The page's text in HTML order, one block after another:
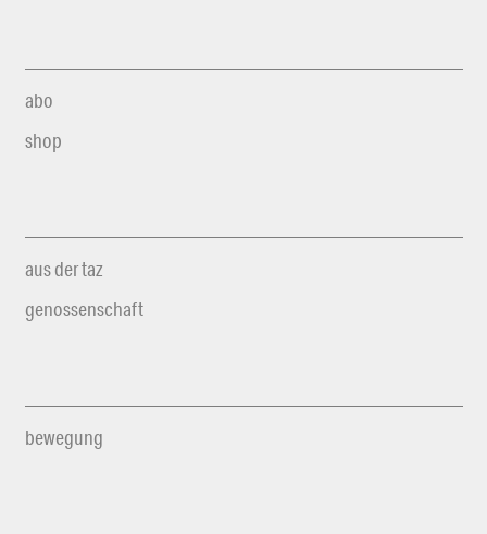
abo
shop
aus der taz
genossenschaft
bewegung